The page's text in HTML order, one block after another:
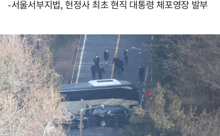
-서울서부지법, 헌정사 최초 현직 대통령 체포영장 발부